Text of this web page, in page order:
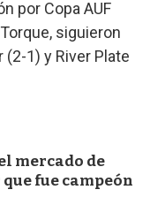
por Copa AUF
siguieron
1) y River Plate
mercado de
fue campeón